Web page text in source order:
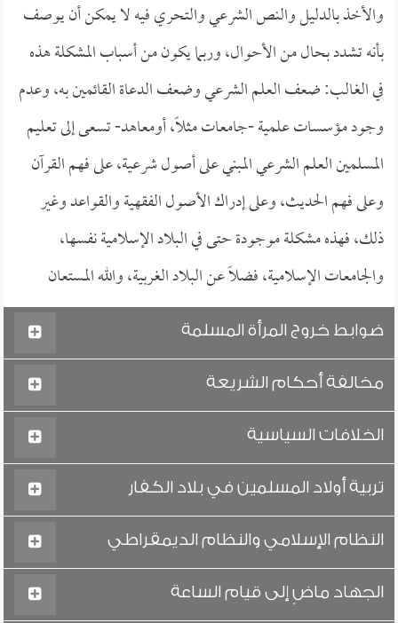
والأخذ بالدليل والنص الشرعي والتحري فيه لا يمكن أن يوصف
بأنه تشدد بحال من الأحوال، وربما يكون من أسباب المشكلة هذه
في الغالب: ضعف العلم الشرعي وضعف الدعاة القائمين به، وعدم
وجود مؤسسات علمية -جامعات مثلاً، أومعاهد- تسعى إلى تعليم
المسلمين العلم الشرعي المبني على أصول شرعية، على فهم القرآن
وعلى فهم الحديث، وعلى إدراك الأصول الفقهية والقواعد وغير
ذلك، فهذه مشكلة موجودة حتى في البلاد الإسلامية نفسها،
والجامعات الإسلامية، فضلاً عن البلاد الغربية، والله المستعان
ضوابط خروج المرأة المسلمة
مخالفة أحكام الشريعة
الخلافات السياسية
تربية أولاد المسلمين في بلاد الكفار
النظام الإسلامي والنظام الديمقراطي
الجهاد ماضٍ إلى قيام الساعة